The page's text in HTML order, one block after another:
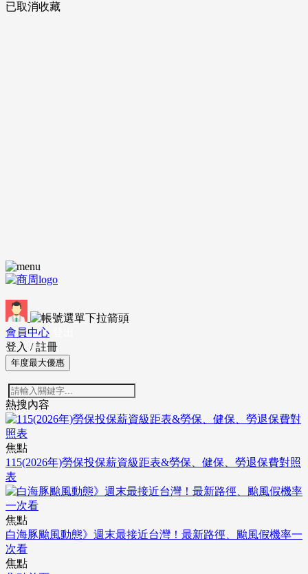
已取消收藏
會員中心
登入 / 註冊
年度最大優惠
熱搜內容
焦點
115(2026年)勞保投保薪資級距表&勞保、健保、勞退保費對照
表
焦點
白海豚颱風動態》週末最接近台灣！最新路徑、颱風假機率一
次看
焦點